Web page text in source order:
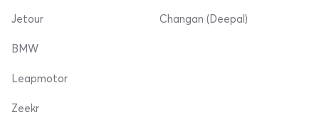
Jetour Changan (Deepal)
BMW
Leapmotor
Zeekr